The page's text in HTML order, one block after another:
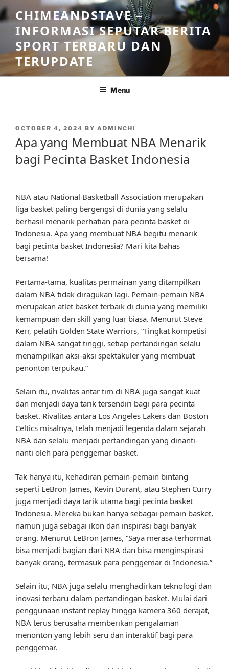
Skip
to
content
CHIMEANDSTAVE –
INFORMASI SEPUTAR BERITA
SPORT TERBARU DAN
TERUPDATE
Menu
POSTED
OCTOBER 4, 2024 BY ADMINCHI
Apa yang Membuat NBA Menarik
bagi Pecinta Basket Indonesia
NBA atau National Basketball Association merupakan
liga basket paling bergengsi di dunia yang selalu
berhasil menarik perhatian para pecinta basket di
Indonesia. Apa yang membuat NBA begitu menarik
bagi pecinta basket Indonesia? Mari kita bahas
bersama!
Pertama-tama, kualitas permainan yang ditampilkan
dalam NBA tidak diragukan lagi. Pemain-pemain NBA
merupakan atlet basket terbaik di dunia yang memiliki
kemampuan dan skill yang luar biasa. Menurut Steve
Kerr, pelatih Golden State Warriors, “Tingkat kompetisi
dalam NBA sangat tinggi, setiap pertandingan selalu
menampilkan aksi-aksi spektakuler yang membuat
penonton terpukau.”
Selain itu, rivalitas antar tim di NBA juga sangat kuat
dan menjadi daya tarik tersendiri bagi para pecinta
basket. Rivalitas antara Los Angeles Lakers dan Boston
Celtics misalnya, telah menjadi legenda dalam sejarah
NBA dan selalu menjadi pertandingan yang dinanti-
nanti oleh para penggemar basket.
Tak hanya itu, kehadiran pemain-pemain bintang
seperti LeBron James, Kevin Durant, atau Stephen Curry
juga menjadi daya tarik utama bagi pecinta basket
Indonesia. Mereka bukan hanya sebagai pemain basket,
namun juga sebagai ikon dan inspirasi bagi banyak
orang. Menurut LeBron James, “Saya merasa terhormat
bisa menjadi bagian dari NBA dan bisa menginspirasi
banyak orang, termasuk para penggemar di Indonesia.”
Selain itu, NBA juga selalu menghadirkan teknologi dan
inovasi terbaru dalam pertandingan basket. Mulai dari
penggunaan instant replay hingga kamera 360 derajat,
NBA terus berusaha memberikan pengalaman
menonton yang lebih seru dan interaktif bagi para
penggemar.